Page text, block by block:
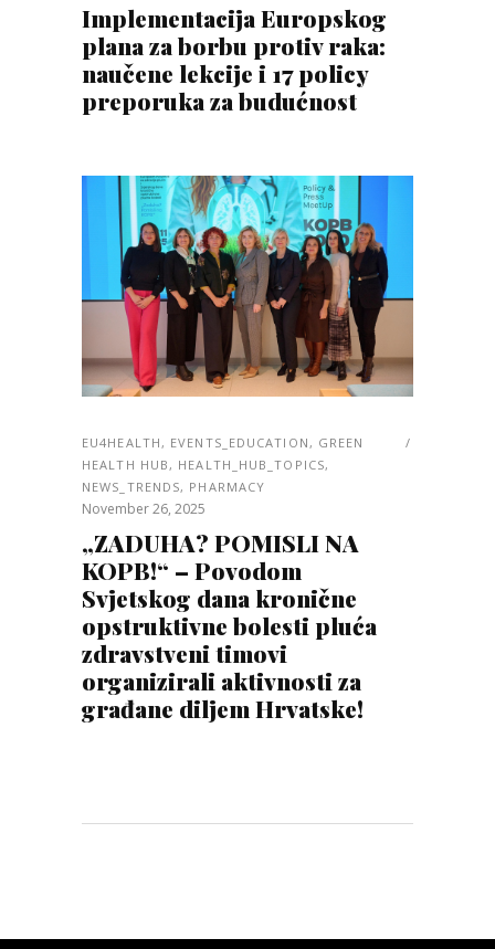
Implementacija Europskog
plana za borbu protiv raka:
naučene lekcije i 17 policy
preporuka za budućnost
EU4HEALTH , EVENTS_EDUCATION , GREEN
HEALTH HUB , HEALTH_HUB_TOPICS,
NEWS_TRENDS, PHARMACY
November 26, 2025
„ZADUHA? POMISLI NA
KOPB!“ – Povodom
Svjetskog dana kronične
opstruktivne bolesti pluća
zdravstveni timovi
organizirali aktivnosti za
građane diljem Hrvatske!